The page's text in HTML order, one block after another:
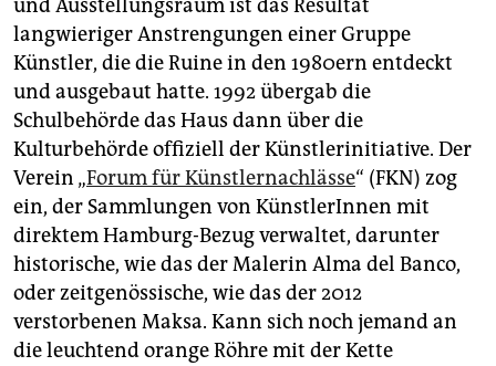
und Ausstellungsraum ist das Resultat
langwieriger Anstrengungen einer Gruppe
Künstler, die die Ruine in den 1980ern entdeckt
und ausgebaut hatte. 1992 übergab die
Schulbehörde das Haus dann über die
Kulturbehörde offiziell der Künstlerinitiative. Der
Verein „Forum für Künstlernachlässe“ (FKN) zog
ein, der Sammlungen von KünstlerInnen mit
direktem Hamburg-Bezug verwaltet, darunter
historische, wie das der Malerin Alma del Banco,
oder zeitgenössische, wie das der 2012
verstorbenen Maksa. Kann sich noch jemand an
die leuchtend orange Röhre mit der Kette